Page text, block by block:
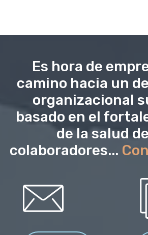
Es hora de
camino hacia un
organizacional
basado en el
de la salud
colaboradores...